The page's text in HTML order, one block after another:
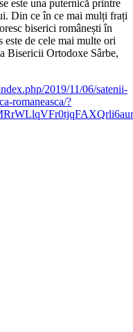
este una puternică printre
Din ce în ce mai mulți frați
biserici românești în
este de cele mai multe ori
Bisericii Ortodoxe Sârbe,
2019/11/06/satenii-
romaneasca/?